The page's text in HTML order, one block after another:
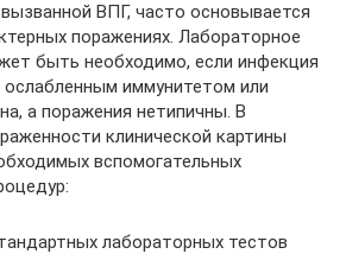
ВПГ, часто основывается
поражениях. Лабораторное
быть необходимо, если инфекция
ослабленным иммунитетом или
а поражения нетипичны. В
клинической картины
вспомогательных
лабораторных тестов